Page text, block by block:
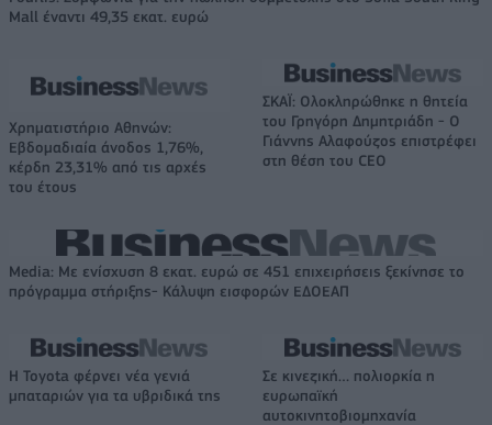
Mall έναντι 49,35 εκατ. ευρώ
Χρηματιστήριο Αθηνών:
Εβδομαδιαία άνοδος 1,76%,
κέρδη 23,31% από τις αρχές
του έτους
ΣΚΑΪ: Ολοκληρώθηκε η θητεία
του Γρηγόρη Δημητριάδη - Ο
Γιάννης Αλαφούζος επιστρέφει
στη θέση του CEO
Media: Με ενίσχυση 8 εκατ. ευρώ σε 451 επιχειρήσεις ξεκίνησε το
πρόγραμμα στήριξης- Κάλυψη εισφορών ΕΔΟΕΑΠ
Η Toyota φέρνει νέα γενιά
μπαταριών για τα υβριδικά της
Σε κινεζική… πολιορκία η
ευρωπαϊκή
αυτοκινητοβιομηχανία